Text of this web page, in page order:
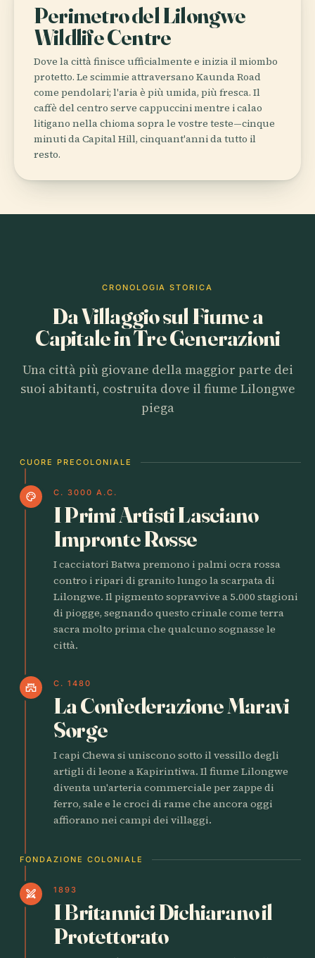
Perimetro del Lilongwe
Wildlife Centre
Dove la città finisce ufficialmente e inizia il miombo
protetto. Le scimmie attraversano Kaunda Road
come pendolari; l'aria è più umida, più fresca. Il
caffè del centro serve cappuccini mentre i calao
litigano nella chioma sopra le vostre teste—cinque
minuti da Capital Hill, cinquant'anni da tutto il
resto.
CRONOLOGIA STORICA
Da Villaggio sul Fiume a
Capitale in Tre Generazioni
Una città più giovane della maggior parte dei
suoi abitanti, costruita dove il fiume Lilongwe
piega
CUORE PRECOLONIALE
palette C. 3000 A.C.
I Primi Artisti Lasciano
Impronte Rosse
I cacciatori Batwa premono i palmi ocra rossa
contro i ripari di granito lungo la scarpata di
Lilongwe. Il pigmento sopravvive a 5.000 stagioni
di piogge, segnando questo crinale come terra
sacra molto prima che qualcuno sognasse le
città.
castle C. 1480
La Confederazione Maravi
Sorge
I capi Chewa si uniscono sotto il vessillo degli
artigli di leone a Kapirintiwa. Il fiume Lilongwe
diventa un'arteria commerciale per zappe di
ferro, sale e le croci di rame che ancora oggi
affiorano nei campi dei villaggi.
FONDAZIONE COLONIALE
swords 1893
I Britannici Dichiarano il
Protettorato